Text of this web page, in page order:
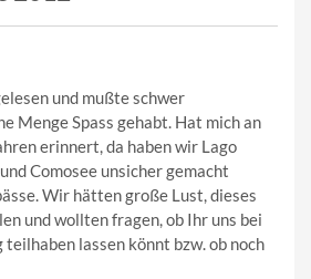
und mußte schwer
Menge Spass gehabt. Hat mich an
erinnert, da haben wir Lago
Comosee unsicher gemacht
Wir hätten große Lust, dieses
und wollten fragen, ob Ihr uns bei
lassen könnt bzw. ob noch